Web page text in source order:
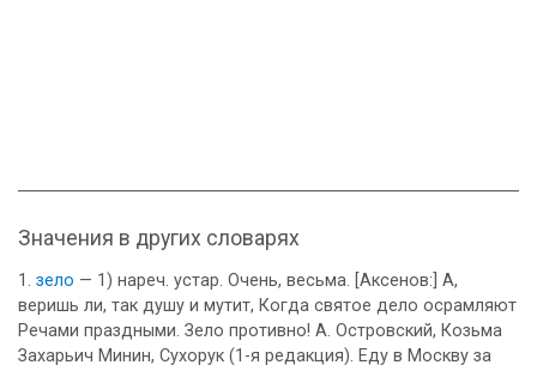
Значения в других словарях
зело — 1) нареч. устар. Очень, весьма. [Аксенов:] А,
веришь ли, так душу и мутит, Когда святое дело осрамляют
Речами праздными. Зело противно! А. Островский, Козьма
Захарьич Минин, Сухорук (1-я редакция). Еду в Москву за